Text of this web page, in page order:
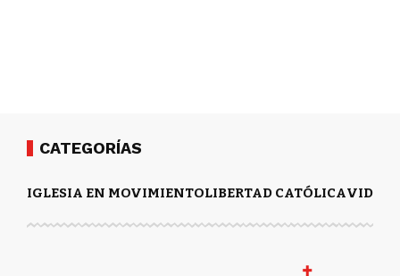
CATEGORÍAS
IGLESIA EN MOVIMIENTOLIBERTAD CATÓLICAVIDA